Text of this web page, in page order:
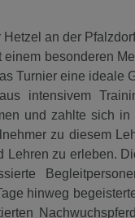
an der
besonderen
Turnier eine ideale
intensivem
und zahlte sich in
zu diesem
zu erleben.
hinweg